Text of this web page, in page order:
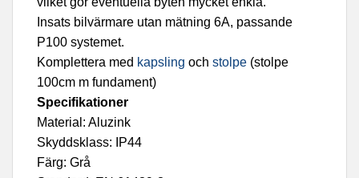
Insats bilvärmare utan mätning 6A, passande
P100 systemet.
Komplettera med kapsling och stolpe (stolpe
100cm m fundament)
Specifikationer
Material: Aluzink
Skyddsklass: IP44
Färg: Grå